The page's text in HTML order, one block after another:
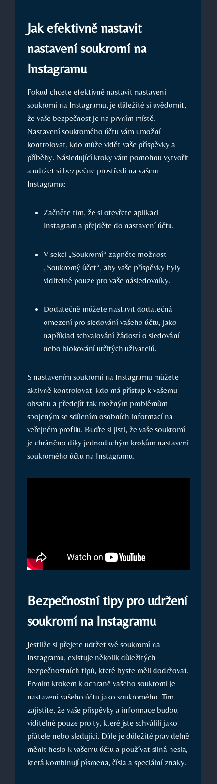
Jak efektivně nastavit
nastavení soukromí na
Instagramu
Pokud chcete efektivně nastavit nastavení
soukromí na Instagramu, je důležité si uvědomit,
že vaše bezpečnost je na prvním místě.
Nastavení soukromého účtu vám umožní
kontrolovat, kdo může vidět vaše příspěvky a
příběhy. Následující kroky vám pomohou vytvořit
a udržet si bezpečné prostředí na vašem
Instagramu:
Začněte tím, že si otevřete aplikaci
Instagram a přejděte do nastavení účtu.
V sekci „Soukromí“ zapněte možnost
„Soukromý účet“, aby vaše příspěvky byly
viditelné pouze pro vaše následovníky.
Dodatečně můžete nastavit dodatečná
omezení pro sledování vašeho účtu, jako
například schvalování žádostí o sledování
nebo blokování určitých uživatelů.
S nastavením soukromí na Instagramu můžete
aktivně kontrolovat, kdo má přístup k vašemu
obsahu a předejít tak možným problémům
spojeným se sdílením osobních informací na
veřejném profilu. Buďte si jisti, že vaše soukromí
je chráněno díky jednoduchým krokům nastavení
soukromého účtu na Instagramu.
Bezpečnostní tipy pro udržení
soukromí na Instagramu
Jestliže si přejete udržet své soukromí na
Instagramu, existuje několik důležitých
bezpečnostních tipů, které byste měli dodržovat.
Prvním krokem k ochraně vašeho soukromí je
nastavení vašeho účtu jako soukromého. Tím
zajistíte, že vaše příspěvky a informace budou
viditelné pouze pro ty, které jste schválili jako
přátele nebo sledující. Dále je důležité pravidelně
měnit heslo k vašemu účtu a používat silná hesla,
která kombinují písmena, čísla a speciální znaky.